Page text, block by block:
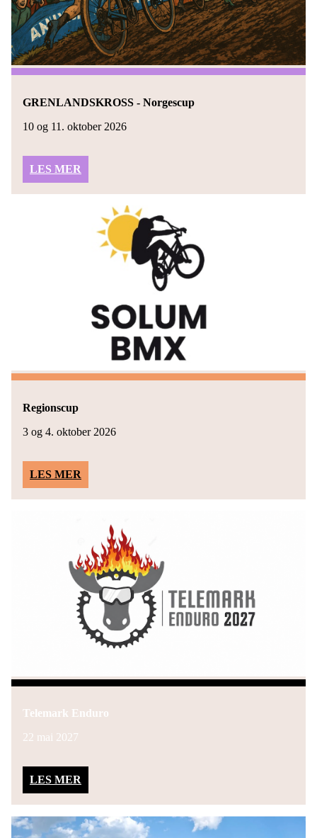
GRENLANDSKROSS - Norgescup
10 og 11. oktober 2026
LES MER
Regionscup
3 og 4. oktober 2026
LES MER
Telemark Enduro
22 mai 2027
LES MER